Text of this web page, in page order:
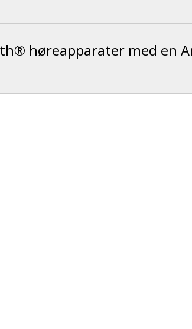
høreapparater med en